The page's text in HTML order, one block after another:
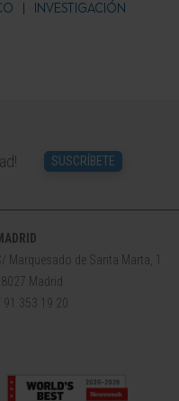
INVESTIGACIÓN
SUSCRÍBETE
Marquesado de Santa Marta, 1
Madrid
91 353 19 20